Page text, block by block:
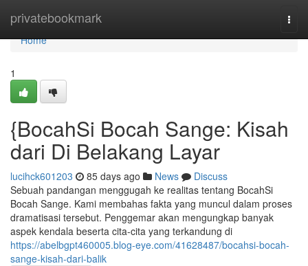
privatebookmark
Home
Home
1
{BocahSi Bocah Sange: Kisah
dari Di Belakang Layar
lucihck601203 85 days ago News
Discuss
Sebuah pandangan menggugah ke realitas tentang BocahSi
Bocah Sange. Kami membahas fakta yang muncul dalam proses
dramatisasi tersebut. Penggemar akan mengungkap banyak
aspek kendala beserta cita-cita yang terkandung di
https://abelbgpt460005.blog-eye.com/41628487/bocahsi-bocah-
sange-kisah-dari-balik